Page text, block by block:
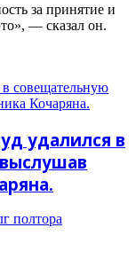
за принятие и
— сказал он.
совещательную
Кочаряна.
удалился в
полтора